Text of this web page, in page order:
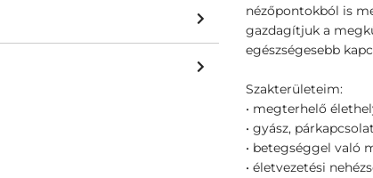
nézőpontokból is
gazdagítjuk a
egészségesebb
Szakterületeim:
• megterhelő
• gyász,
• betegséggel való
• életvezetési